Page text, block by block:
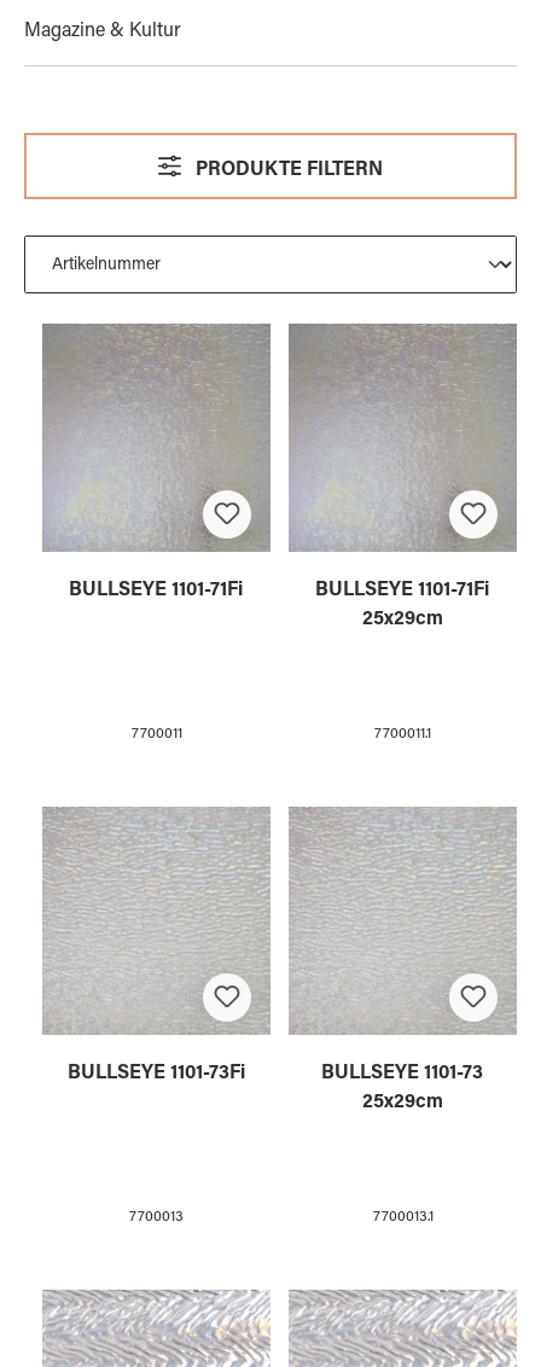
Magazine & Kultur
PRODUKTE FILTERN
BULLSEYE 1101-71Fi
7700011
BULLSEYE 1101-71Fi
25x29cm
7700011.1
BULLSEYE 1101-73Fi
7700013
BULLSEYE 1101-73
25x29cm
7700013.1